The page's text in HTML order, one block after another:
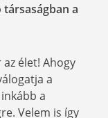
a
élet! Ahogy
a
a
Velem is így